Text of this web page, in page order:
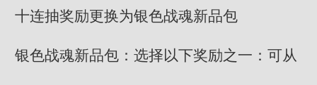
十连抽奖励更换为银色战魂新品包
银色战魂新品包：选择以下奖励之一：可从